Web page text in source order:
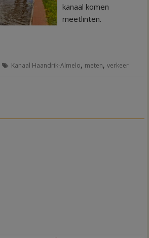
kanaal komen
meetlinten.
Kanaal Haandrik-Almelo, meten,verkeer